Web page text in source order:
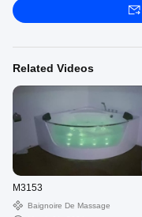
Related Videos
M3153
Baignoire De Massage